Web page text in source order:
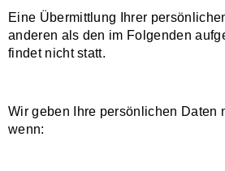
Eine Übermittlung Ihrer
anderen als den im Folgenden
findet nicht statt.
Wir geben Ihre persönlichen Daten
wenn: